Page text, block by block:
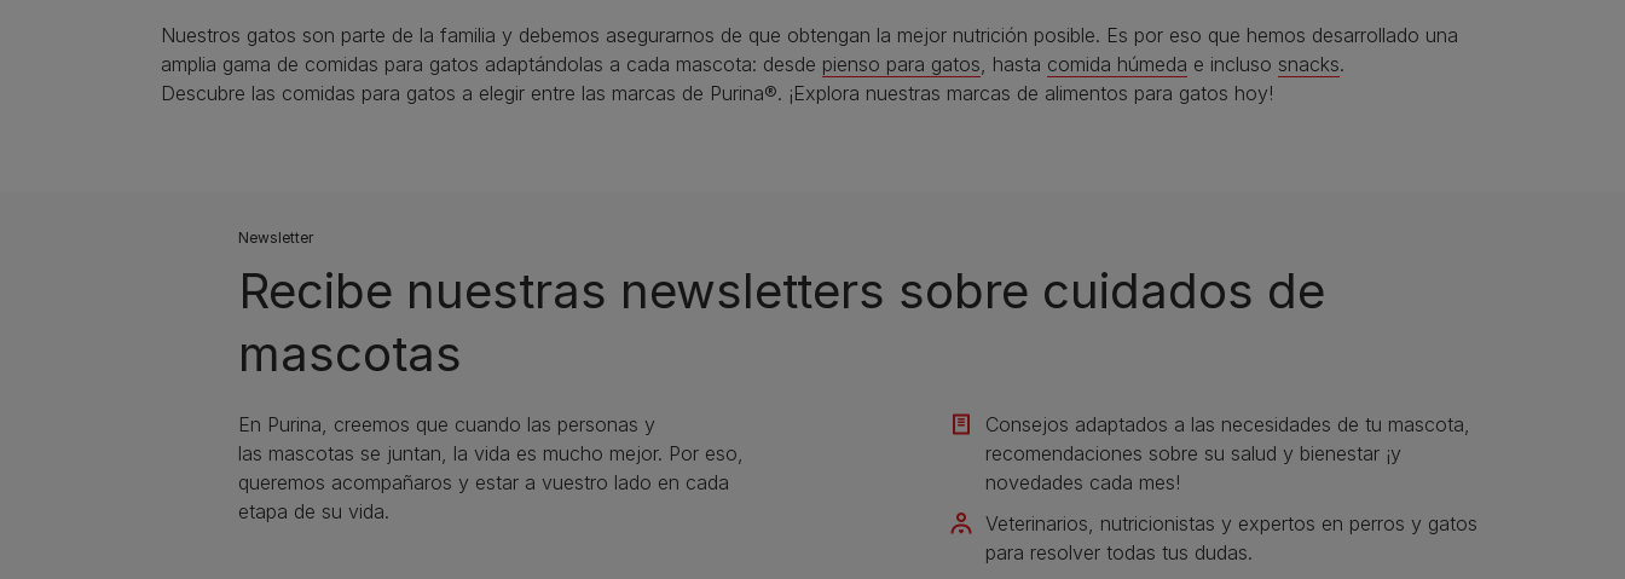
Nuestros gatos son parte de la familia y debemos asegurarnos de que obtengan la mejor nutrición posible. Es por eso que hemos desarrollado una
amplia gama de comidas para gatos adaptándolas a cada mascota: desde pienso para gatos , hasta comida húmeda e incluso snacks.
Descubre las comidas para gatos a elegir entre las marcas de Purina®. ¡Explora nuestras marcas de alimentos para gatos hoy!
Newsletter
Recibe nuestras newsletters sobre cuidados de
mascotas​
En Purina, creemos que cuando las personas y
las mascotas se juntan, la vida es mucho mejor. Por eso,
queremos acompañaros y estar a vuestro lado en cada
etapa de su vida.​
Consejos adaptados a las necesidades de tu mascota,
recomendaciones sobre su salud y bienestar ¡y
novedades cada mes!
Veterinarios, nutricionistas y expertos en perros y gatos
para resolver todas tus dudas.​